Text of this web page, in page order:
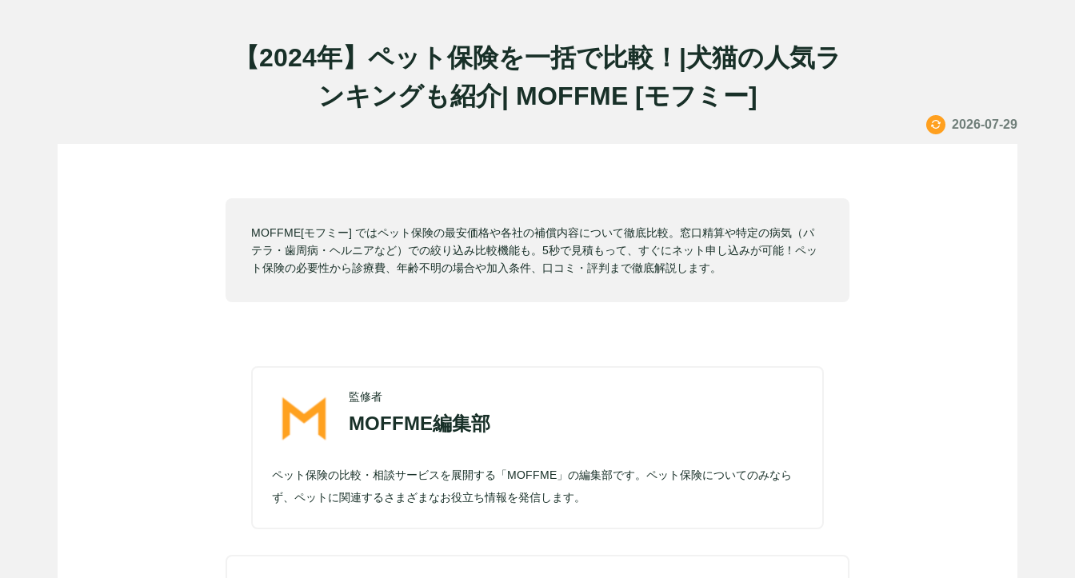
【2024年】ペット保険を一括で比較！|犬猫の人気ラ
ンキングも紹介| MOFFME [モフミー]
2026-07-29
MOFFME[モフミー] ではペット保険の最安価格や各社の補償内容について徹底比較。窓口精算や特定の病気（パ
テラ・歯周病・ヘルニアなど）での絞り込み比較機能も。5秒で見積もって、すぐにネット申し込みが可能！ペッ
ト保険の必要性から診療費、年齢不明の場合や加入条件、口コミ・評判まで徹底解説します。
監修者
MOFFME編集部
ペット保険の比較・相談サービスを展開する「MOFFME」の編集部です。ペット保険についてのみなら
ず、ペットに関連するさまざまなお役立ち情報を発信します。